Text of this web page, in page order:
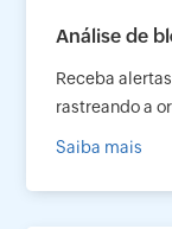
Análise de
Receba
rastreando a
Saiba mais